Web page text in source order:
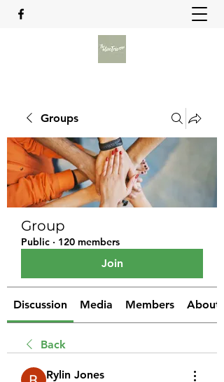
Groups
Group
Public · 120 members
Join
Discussion Media Members About
Back
Rylin Jones